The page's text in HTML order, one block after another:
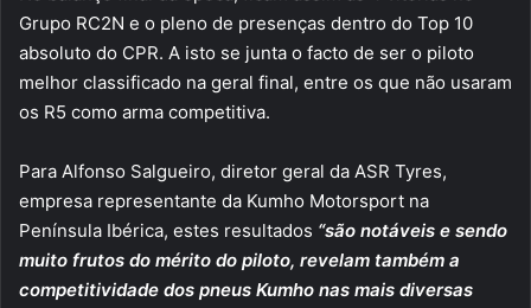
Grupo RC2N e o pleno de presenças dentro do Top 10
absoluto do CPR. A isto se junta o facto de ser o piloto
melhor classificado na geral final, entre os que não usaram
os R5 como arma competitiva.
Para Alfonso Salgueiro, diretor geral da ASR Tyres,
empresa representante da Kumho Motorsport na
Península Ibérica, estes resultados “são notáveis e sendo
muito frutos do mérito do piloto, revelam também a
competitividade dos pneus Kumho nas mais diversas